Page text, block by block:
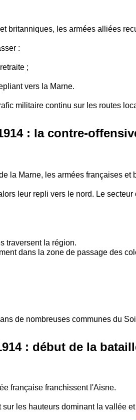
britanniques, les armées alliées
:
;
vers la Marne.
militaire continu sur les routes
: la contre-
la Marne, les armées françaises
leur repli vers le nord. Le
traversent la région.
dans la zone de passage des
de nombreuses communes du
: début de la
française franchissent l'Aisne.
sur les hauteurs dominant la vallée